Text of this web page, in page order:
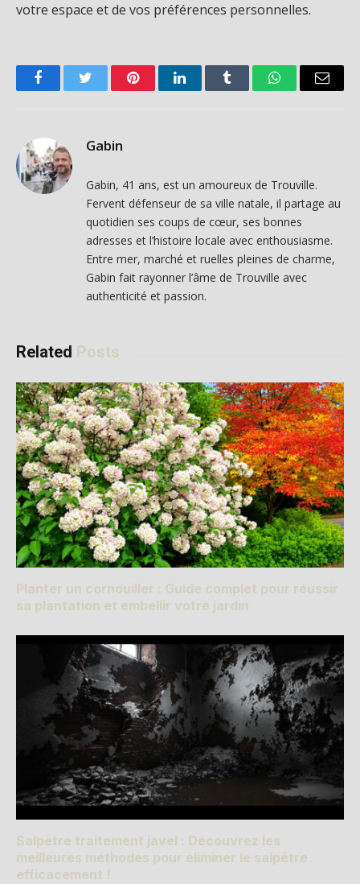
votre espace et de vos préférences personnelles.
FacebookTwitter PinterestLinkedInTumblr WhatsAppEmail
Gabin
Gabin, 41 ans, est un amoureux de Trouville.
Fervent défenseur de sa ville natale, il partage au
quotidien ses coups de cœur, ses bonnes
adresses et l’histoire locale avec enthousiasme.
Entre mer, marché et ruelles pleines de charme,
Gabin fait rayonner l’âme de Trouville avec
authenticité et passion.
Related Posts
Planter un cornouiller : Guide complet pour réussir
sa plantation et embellir votre jardin
Salpêtre traitement javel : Découvrez les
meilleures méthodes pour éliminer le salpêtre
efficacement !